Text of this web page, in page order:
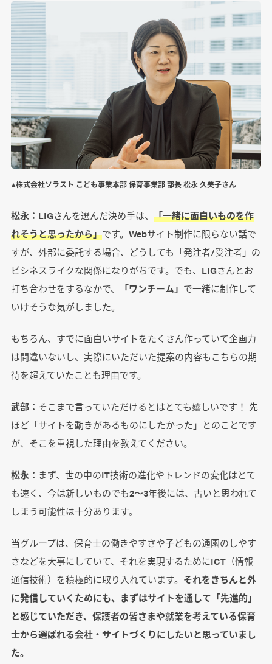
▲株式会社ソラスト こども事業本部 保育事業部 部長 松永 久美子さん
松永： LIGさんを選んだ決め手は、 「一緒に面白いものを作
れそうと思ったから」です。Webサイト制作に限らない話で
すが、外部に委託する場合、どうしても「発注者/受注者」の
ビシネスライクな関係になりがちです。でも、LIGさんとお
打ち合わせをするなかで、
「ワンチーム」 で一緒に制作して
いけそうな気がしました。
もちろん、すでに面白いサイトをたくさん作っていて企画力
は間違いないし、実際にいただいた提案の内容もこちらの期
待を超えていたことも理由です。
武部： そこまで言っていただけるとはとても嬉しいです！ 先
ほど「サイトを動きがあるものにしたかった」とのことです
が、そこを重視した理由を教えてください。
松永： まず、世の中のIT技術の進化やトレンドの変化はとて
も速く、今は新しいものでも2〜3年後には、古いと思われて
しまう可能性は十分あります。
当グループは、保育士の働きやすさや子どもの通園のしやす
さなどを大事にしていて、それを実現するためにICT（情報
通信技術）を積極的に取り入れています。 それをきちんと外
に発信していくためにも、まずはサイトを通して「先進的」
と感じていただき、保護者の皆さまや就業を考えている保育
士から選ばれる会社・サイトづくりにしたいと思っていまし
た。